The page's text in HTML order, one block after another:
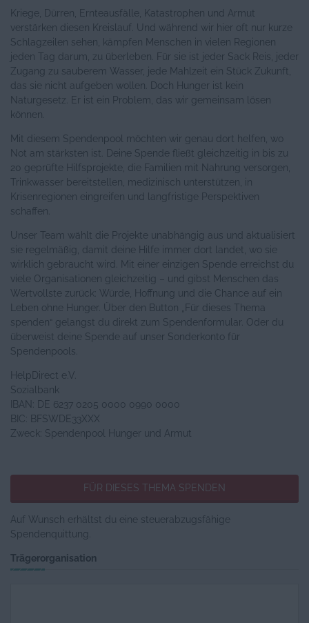
Kriege, Dürren, Ernteausfälle, Katastrophen und Armut
verstärken diesen Kreislauf. Und während wir hier oft nur kurze
Schlagzeilen sehen, kämpfen Menschen in vielen Regionen
jeden Tag darum, zu überleben. Für sie ist jeder Sack Reis, jeder
Zugang zu sauberem Wasser, jede Mahlzeit ein Stück Zukunft,
das sie nicht aufgeben wollen. Doch Hunger ist kein
Naturgesetz. Er ist ein Problem, das wir gemeinsam lösen
können.
Mit diesem Spendenpool möchten wir genau dort helfen, wo
Not am stärksten ist. Deine Spende fließt gleichzeitig in bis zu
20 geprüfte Hilfsprojekte, die Familien mit Nahrung versorgen,
Trinkwasser bereitstellen, medizinisch unterstützen, in
Krisenregionen eingreifen und langfristige Perspektiven
schaffen.
Unser Team wählt die Projekte unabhängig aus und aktualisiert
sie regelmäßig, damit deine Hilfe immer dort landet, wo sie
wirklich gebraucht wird. Mit einer einzigen Spende erreichst du
viele Organisationen gleichzeitig – und gibst Menschen das
Wertvollste zurück: Würde, Hoffnung und die Chance auf ein
Leben ohne Hunger. Über den Button „Für dieses Thema
spenden“ gelangst du direkt zum Spendenformular. Oder du
überweist deine Spende auf unser Sonderkonto für
Spendenpools.
HelpDirect e.V.
Sozialbank
IBAN: DE 6237 0205 0000 0990 0000
BIC: BFSWDE33XXX
Zweck: Spendenpool Hunger und Armut
FÜR DIESES THEMA SPENDEN
Auf Wunsch erhältst du eine steuerabzugsfähige
Spendenquittung.
Trägerorganisation